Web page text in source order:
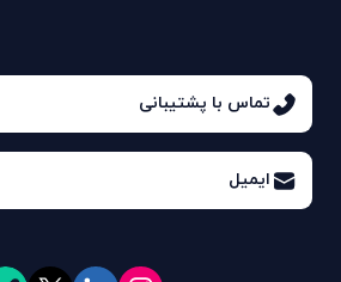
تماس با پشتیبانی
ایمیل